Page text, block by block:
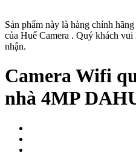
Sản phẩm này là hàng chính
của Huế Camera . Quý khách
nhận.
Camera Wifi
nhà 4MP